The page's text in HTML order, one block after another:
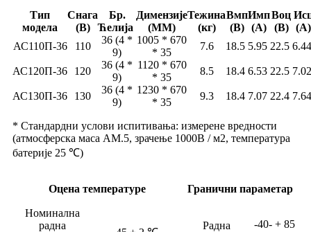
Тип
модела
Снага
(В)
Бр.
Ћелија
Димензије
(ММ)
Тежина
(кг)
Вмп
(В)
Имп
(А)
Воц
(В)
(А)
АС110П-36
110
36 (4 *
9)
1005 * 670
* 35
7.6 18.5 5.95 22.5
АС120П-36 120
36 (4 *
9)
1120 * 670
* 35
8.5 18.4 6.53 22.5
АС130П-36 130
36 (4 *
9)
1230 * 670
* 35
9.3 18.4 7.07 22.4
* Стандардни услови испитивања: измерене вредности
(атмосферска маса АМ.5, зрачење 1000В / м2, температура
батерије 25 ℃)
Оцена температуре Гранични параметар
Номинална
радна
Радна
-40- + 85